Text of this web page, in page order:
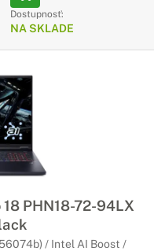
Dostupnosť:
NA SKLADE
PHN18-72-94LX
/ Intel AI Boost /